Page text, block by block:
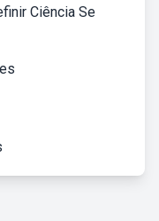
Ciência Se